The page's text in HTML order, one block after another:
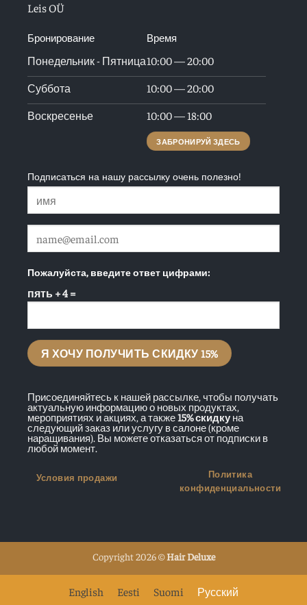
Leis OÜ
Бронирование
Понедельник - Пятница
Суббота
Воскресенье
Время
10:00 — 20:00
10:00 — 20:00
10:00 — 18:00
ЗАБРОНИРУЙ ЗДЕСЬ
Подписаться на нашу рассылку очень полезно!
Пожалуйста, введите ответ цифрами:
пять + 4 =
Присоединяйтесь к нашей рассылке, чтобы получать
актуальную информацию о новых продуктах,
мероприятиях и акциях, а также15% скидку на
следующий заказ или услугу в салоне (кроме
наращивания). Вы можете отказаться от подписки в
любой момент.
Условия продажи
Политика
конфиденциальности
Copyright 2026 ©Hair Deluxe
English Eesti Suomi Русский